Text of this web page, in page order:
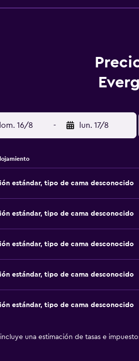
16/8 - lun. 17/8
estándar, tipo de cama desconocido
estándar, tipo de cama desconocido
estándar, tipo de cama desconocido
estándar, tipo de cama desconocido
estándar, tipo de cama desconocido
una estimación de tasas e